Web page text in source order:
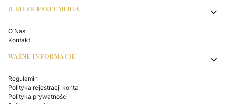
Linki w stopce
JUBILER PERFUMERIA
O Nas
Kontakt
WAŻNE INFORMACJE
Regulamin
Polityka rejestracji konta
Polityka prywatności